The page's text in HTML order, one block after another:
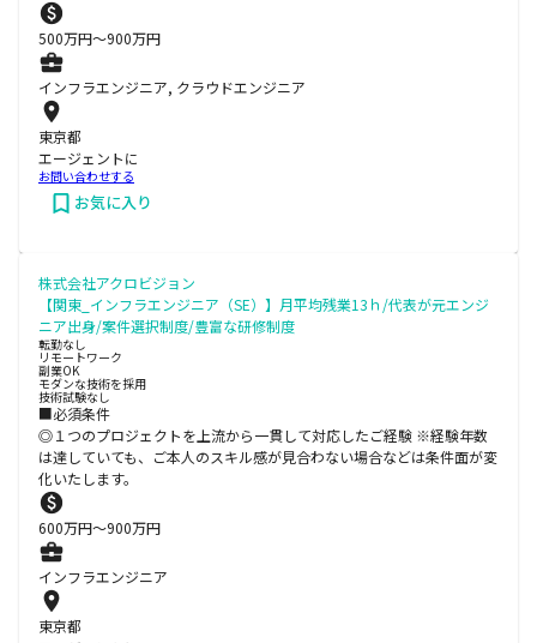
500万円〜900万円
インフラエンジニア, クラウドエンジニア
東京都
エージェントに
お問い合わせする
お気に入り
株式会社アクロビジョン
【関東_インフラエンジニア（SE）】月平均残業13ｈ/代表が元エンジ
ニア出身/案件選択制度/豊富な研修制度
転勤なし
リモートワーク
副業OK
モダンな技術を採用
技術試験なし
■必須条件
◎１つのプロジェクトを上流から一貫して対応したご経験 ※経験年数
は達していても、ご本人のスキル感が見合わない場合などは条件面が変
化いたします。
600万円〜900万円
インフラエンジニア
東京都